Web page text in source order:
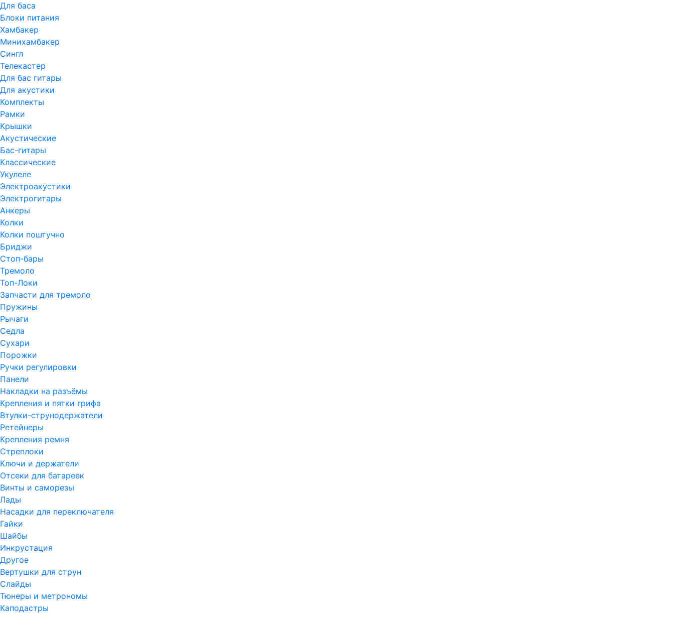
Для баса
Блоки питания
Хамбакер
Минихамбакер
Сингл
Телекастер
Для бас гитары
Для акустики
Комплекты
Рамки
Крышки
Акустические
Бас-гитары
Классические
Укулеле
Электроакустики
Электрогитары
Анкеры
Колки
Колки поштучно
Бриджи
Стоп-бары
Тремоло
Топ-Локи
Запчасти для тремоло
Пружины
Рычаги
Седла
Сухари
Порожки
Ручки регулировки
Панели
Накладки на разъёмы
Крепления и пятки грифа
Втулки-струнодержатели
Ретейнеры
Крепления ремня
Стреплоки
Ключи и держатели
Отсеки для батареек
Винты и саморезы
Лады
Насадки для переключателя
Гайки
Шайбы
Инкрустация
Другое
Вертушки для струн
Слайды
Тюнеры и метрономы
Каподастры